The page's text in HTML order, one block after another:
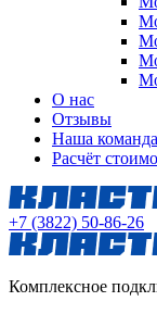
О нас
Отзывы
Наша команда
Расчёт
+7 (3822) 50-86-26
Комплексное